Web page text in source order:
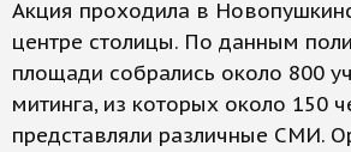
Акция проходила в
центре столицы. По данным
площади собрались около 800
митинга, из которых около 150
представляли различные СМИ.